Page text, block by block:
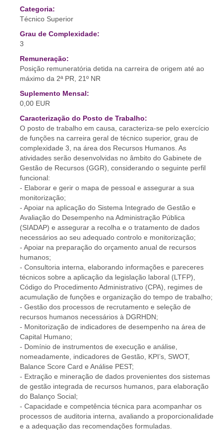
Categoria:
Técnico Superior
Grau de Complexidade:
3
Remuneração:
Posição remuneratória detida na carreira de origem até ao
máximo da 2ª PR, 21º NR
Suplemento Mensal:
0,00 EUR
Caracterização do Posto de Trabalho:
O posto de trabalho em causa, caracteriza-se pelo exercício
de funções na carreira geral de técnico superior, grau de
complexidade 3, na área dos Recursos Humanos. As
atividades serão desenvolvidas no âmbito do Gabinete de
Gestão de Recursos (GGR), considerando o seguinte perfil
funcional:
- Elaborar e gerir o mapa de pessoal e assegurar a sua
monitorização;
- Apoiar na aplicação do Sistema Integrado de Gestão e
Avaliação do Desempenho na Administração Pública
(SIADAP) e assegurar a recolha e o tratamento de dados
necessários ao seu adequado controlo e monitorização;
- Apoiar na preparação do orçamento anual de recursos
humanos;
- Consultoria interna, elaborando informações e pareceres
técnicos sobre a aplicação da legislação laboral (LTFP),
Código do Procedimento Administrativo (CPA), regimes de
acumulação de funções e organização do tempo de trabalho;
- Gestão dos processos de recrutamento e seleção de
recursos humanos necessários à DGRHDN;
- Monitorização de indicadores de desempenho na área de
Capital Humano;
- Domínio de instrumentos de execução e análise,
nomeadamente, indicadores de Gestão, KPI’s, SWOT,
Balance Score Card e Análise PEST;
- Extração e mineração de dados provenientes dos sistemas
de gestão integrada de recursos humanos, para elaboração
do Balanço Social;
- Capacidade e competência técnica para acompanhar os
processos de auditoria interna, avaliando a proporcionalidade
e a adequação das recomendações formuladas.